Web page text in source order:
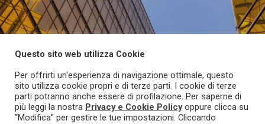
© 2021 TRASPARE - Tutti i diritti riservati. Prodotto e marchio
Questo sito web utilizza Cookie
Per offrirti un'esperienza di navigazione ottimale, questo
sito utilizza cookie propri e di terze parti. I cookie di terze
parti potranno anche essere di profilazione. Per saperne di
più leggi la nostra Privacy e Cookie Policyoppure clicca su
“Modifica” per gestire le tue impostazioni. Cliccando